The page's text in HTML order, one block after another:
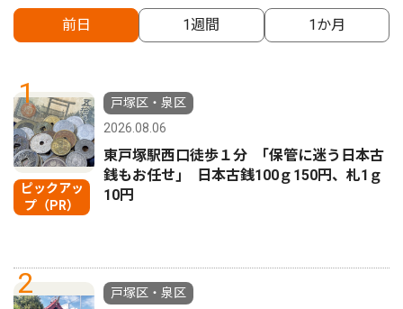
前日 1週間 1か月
1
ピックアッ
プ（PR）
戸塚区・泉区
2026.08.06
東戸塚駅西口徒歩１分 ｢保管に迷う日本古
銭もお任せ｣ 日本古銭100ｇ150円、札1ｇ
10円
2
戸塚区・泉区